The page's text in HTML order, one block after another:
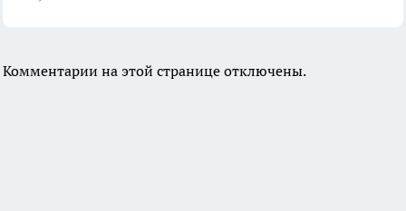
Комментарии на этой странице отключены.